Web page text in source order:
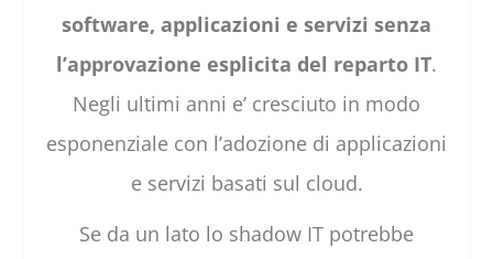
software, applicazioni e servizi senza
l’approvazione esplicita del reparto IT.
Negli ultimi anni e’ cresciuto in modo
esponenziale con l’adozione di applicazioni
e servizi basati sul cloud.
Se da un lato lo shadow IT potrebbe